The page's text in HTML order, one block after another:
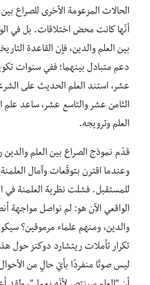
الحالات المزعومة الأخرى للصراع
أنّها كانت محض اختلاقات. بل في
بين العلم والدين، فإن القاعدة
دعم متبادل بينهما؛ ففي سنوات
عشر، استند العلم الحديث على
الثامن عشر والتاسع عشر، ساعد
العلم وترويجه.
قدّم نموذج الصراع بين العلم والدين
وعندما اقترن بتوقّعات وآمال
للمستقبل. فشلت نظرية العلمنة في
الواقعي الآن هو: لم نواصل مواجهة
والدين، ومنهم علماء مرموقين؟
تكرار تأملات ريتشارد دوكنز حول
ليس صوتًا منفردًا بأيّ حالٍ من